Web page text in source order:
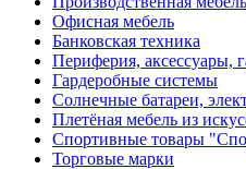
Офисная мебель
Банковская техника
Периферия, аксессуары,
Гардеробные системы
Солнечные батареи,
Плетёная мебель из
Спортивные товары
Торговые марки